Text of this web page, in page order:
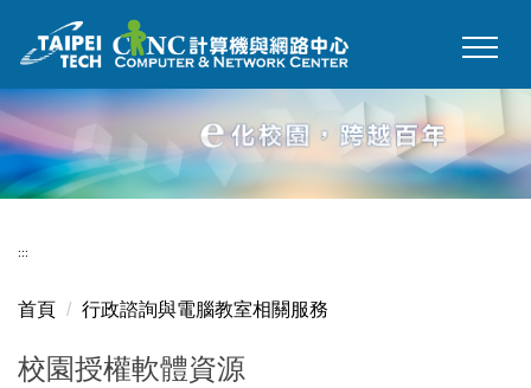
到
要
內
容
區
:::
首頁 行政諮詢與電腦教室相關服務
校園授權軟體資源